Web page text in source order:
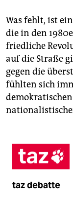
Was fehlt, ist
die in den
friedliche
auf die Straße
gegen die
fühlten sich
demokratischen
taz debatte